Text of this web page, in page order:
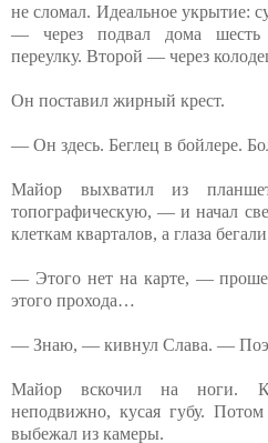
не сломал. Идеальное укрытие:
— через подвал дома
переулку. Второй — через
Он поставил жирный крест.
— Он здесь. Беглец в бойлере.
Майор выхватил из
топографическую, — и начал
клеткам кварталов, а глаза
— Этого нет на карте, —
этого прохода…
— Знаю, — кивнул Слава. —
Майор вскочил на ноги.
неподвижно, кусая губу. Потом
выбежал из камеры.